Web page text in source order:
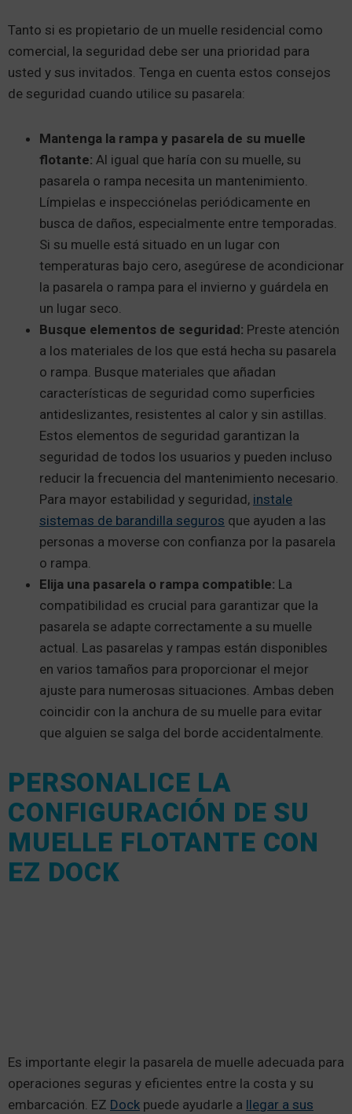
Tanto si es propietario de un muelle residencial como
comercial, la seguridad debe ser una prioridad para
usted y sus invitados. Tenga en cuenta estos consejos
de seguridad cuando utilice su pasarela:
Mantenga la rampa y pasarela de su muelle
flotante: Al igual que haría con su muelle, su
pasarela o rampa necesita un mantenimiento.
Límpielas e inspecciónelas periódicamente en
busca de daños, especialmente entre temporadas.
Si su muelle está situado en un lugar con
temperaturas bajo cero, asegúrese de acondicionar
la pasarela o rampa para el invierno y guárdela en
un lugar seco.
Busque elementos de seguridad: Preste atención
a los materiales de los que está hecha su pasarela
o rampa. Busque materiales que añadan
características de seguridad como superficies
antideslizantes, resistentes al calor y sin astillas.
Estos elementos de seguridad garantizan la
seguridad de todos los usuarios y pueden incluso
reducir la frecuencia del mantenimiento necesario.
Para mayor estabilidad y seguridad, instale
sistemas de barandilla seguros que ayuden a las
personas a moverse con confianza por la pasarela
o rampa.
Elija una pasarela o rampa compatible: La
compatibilidad es crucial para garantizar que la
pasarela se adapte correctamente a su muelle
actual. Las pasarelas y rampas están disponibles
en varios tamaños para proporcionar el mejor
ajuste para numerosas situaciones. Ambas deben
coincidir con la anchura de su muelle para evitar
que alguien se salga del borde accidentalmente.
PERSONALICE LA
CONFIGURACIÓN DE SU
MUELLE FLOTANTE CON
EZ DOCK
Es importante elegir la pasarela de muelle adecuada para
operaciones seguras y eficientes entre la costa y su
embarcación. EZ Dock puede ayudarle a llegar a sus